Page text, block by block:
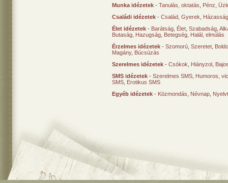
Munka idézetek - Tanulás, oktatás Pénz
Családi idézetek - Család Gyerek
Élet idézetek - Barátság Élet Szabadság
Butaság Hazugság Betegség Halál, elmúlás
Érzelmes idézetek - Szomorú Szeretet
Magány, Búcsúzás
Szerelmes idézetek - Csókok Hiányzol
SMS idézetek - Szerelmes SMS Humoros,
SMS Erotikus SMS
Egyéb idézetek - Közmondás Névnap